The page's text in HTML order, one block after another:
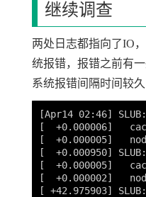
继续调查
两处日志都指向了IO
统报错，报错之前有
系统报错间隔时间较
[Apr14 02:46]
[
+0.000006]
[
[
+0.000950]
[
+0.000005]
[
[
+42.975903]